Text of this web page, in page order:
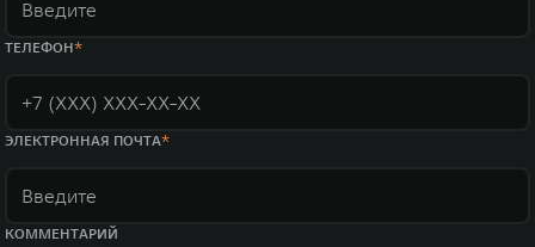
ТЕЛЕФОН
ЭЛЕКТРОННАЯ ПОЧТА
КОММЕНТАРИЙ